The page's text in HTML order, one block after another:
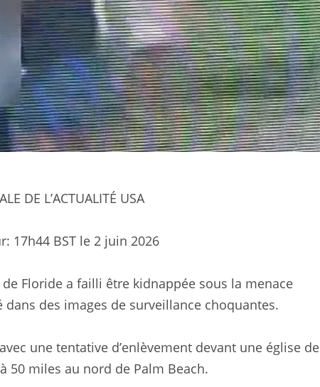
DE L’ACTUALITÉ USA
17h44 BST le 2 juin 2026
Floride a failli être kidnappée sous la menace
des images de surveillance choquantes.
une tentative d’enlèvement devant une église de
50 miles au nord de Palm Beach.